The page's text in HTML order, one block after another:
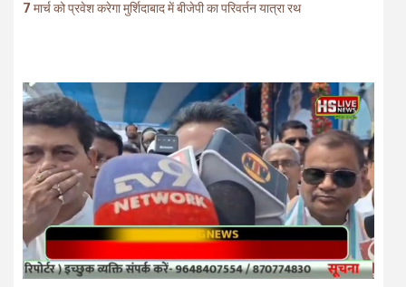
7 मार्च को प्रवेश करेगा मुर्शिदाबाद में बीजेपी का परिवर्तन यात्रा रथ